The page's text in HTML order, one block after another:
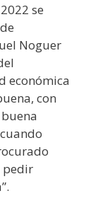
se
Noguer
económica
con
pedir